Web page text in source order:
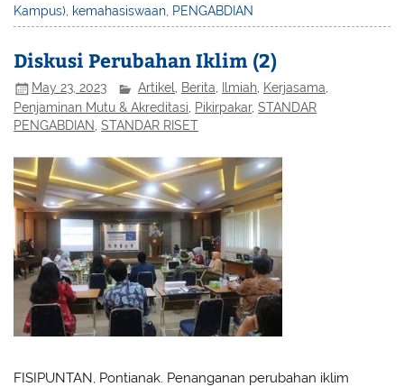
Kampus) kemahasiswaan PENGABDIAN
Diskusi Perubahan Iklim (2)
May 23, 2023 Artikel, Berita, Ilmiah, Kerjasama,
Penjaminan Mutu & Akreditasi
Pikirpakar,STANDAR
PENGABDIAN ,STANDAR RISET
FISIPUNTAN, Pontianak. Penanganan perubahan iklim